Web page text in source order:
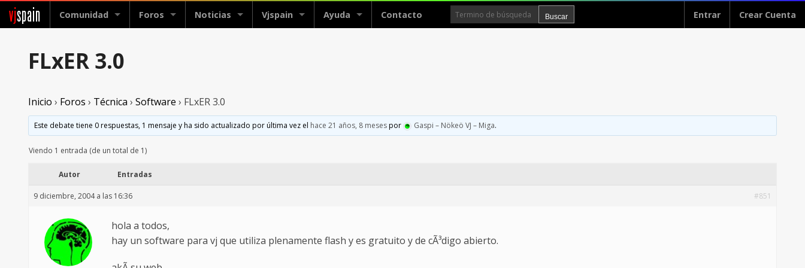
vjspain Comunidad Foros Noticias Vjspain Ayuda Contacto Entrar Crear Cuenta
FLxER 3.0
Inicio › Foros › Técnica › Software › FLxER 3.0
Este debate tiene 0 respuestas, 1 mensaje y ha sido actualizado por última vez el hace 21 años, 8 mesespor Gaspi – Nökeö VJ – Miga.
Viendo 1 entrada (de un total de 1)
Autor Entradas
9 diciembre, 2004 a las 16:36 #851
hola a todos,
hay un software para vj que utiliza plenamente flash y es gratuito y de cÃ³digo abierto.